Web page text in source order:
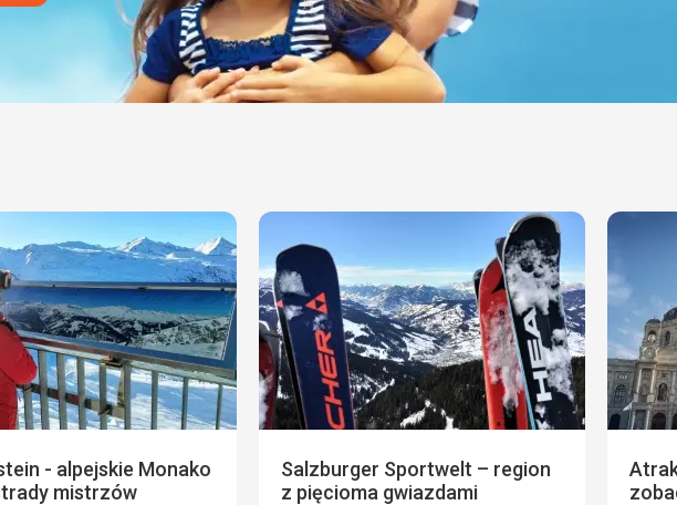
- alpejskie Monako
mistrzów
Salzburger Sportwelt – region
z pięcioma gwiazdami